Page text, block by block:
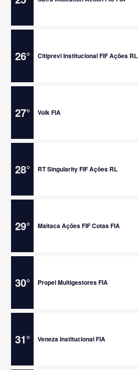
26° Citiprevi Institucional FIF Ações RL
27° Volk FIA
28° RT Singularity FIF Ações RL
29° Maitaca Ações FIF Cotas FIA
30° Propel Multigestores FIA
31° Veneza Institucional FIA